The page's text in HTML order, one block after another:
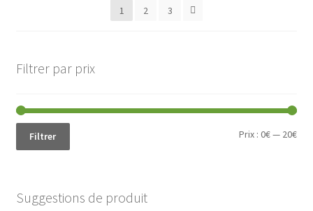
1 2 3
Filtrer par prix
Prix
Prix
Filtrer Prix :0€— 20€
Suggestions de produit